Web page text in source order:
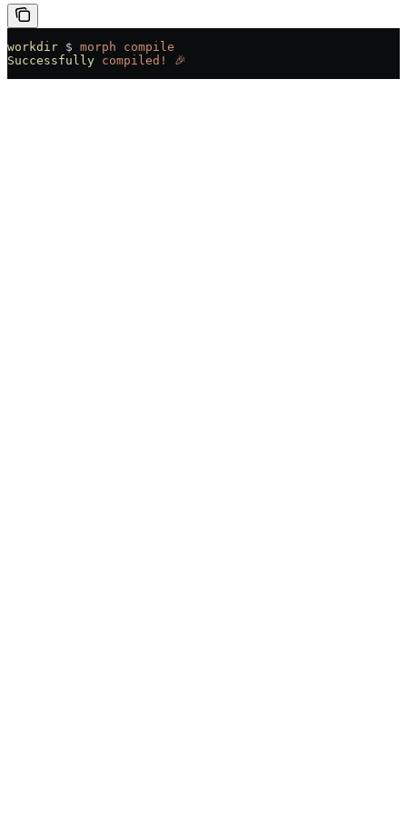
workdir $ morph compile
Successfully compiled! 🎉